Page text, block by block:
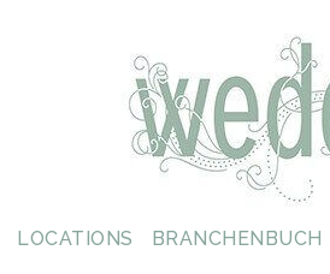
LOCATIONS BRANCHENBUCH